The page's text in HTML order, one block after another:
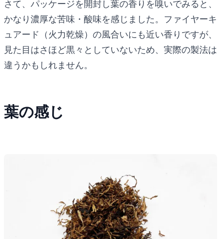
さて、パッケージを開封し葉の香りを嗅いでみると、
かなり濃厚な苦味・酸味を感じました。ファイヤーキ
ュアード（火力乾燥）の風合いにも近い香りですが、
見た目はさほど黒々としていないため、実際の製法は
違うかもしれません。
葉の感じ